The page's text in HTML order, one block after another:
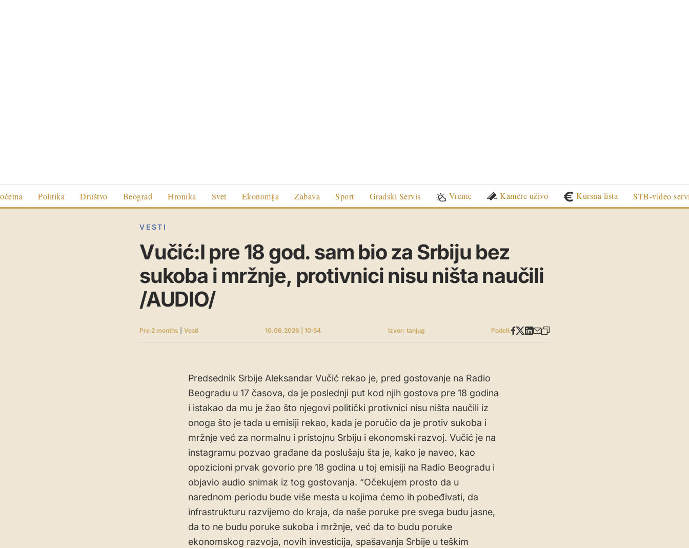
Politika Društvo Beograd Hronika Svet Ekonomija Zabava Sport Gradski Servis Vreme Kamere uživo Kursna lista STB-video
VESTI
Vučić:I pre 18 god. sam bio za Srbiju bez
sukoba i mržnje, protivnici nisu ništa naučili
/AUDIO/
Pre 2 months Vesti 10.06.2026 | 10:54 Izvor: tanjug Podeli:
Predsednik Srbije Aleksandar Vučić rekao je, pred gostovanje na Radio
Beogradu u 17 časova, da je poslednji put kod njih gostova pre 18 godina
i istakao da mu je žao što njegovi politički protivnici nisu ništa naučili iz
onoga što je tada u emisiji rekao, kada je poručio da je protiv sukoba i
mržnje već za normalnu i pristojnu Srbiju i ekonomski razvoj. Vučić je na
instagramu pozvao građane da poslušaju šta je, kako je naveo, kao
opozicioni prvak govorio pre 18 godina u toj emisiji na Radio Beogradu i
objavio audio snimak iz tog gostovanja. “Očekujem prosto da u
narednom periodu bude više mesta u kojima ćemo ih pobeđivati, da
infrastrukturu razvijemo do kraja, da naše poruke pre svega budu jasne,
da to ne budu poruke sukoba i mržnje, već da to budu poruke
ekonomskog razvoja, novih investicija, spašavanja Srbije u teškim